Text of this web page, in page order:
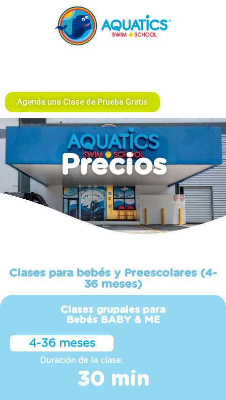
Agenda una Clase de Prueba Gratis
Precios
Clases para bebés y Preescolares (4-
36 meses)
Clases grupales para
Bebés BABY & ME
4-36 meses
Duración de la clase:
30 min